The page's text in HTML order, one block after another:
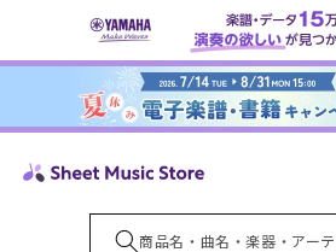
ンツに